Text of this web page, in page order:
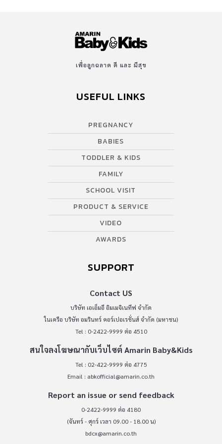
เพื่อลูกฉลาด ดี และ มีสุข
USEFUL LINKS
PREGNANCY
BABIES
TODDLER & KIDS
FAMILY
SCHOOL VISIT
PRODUCT & SERVICE
VIDEO
AWARDS
SUPPORT
Contact US
บริษัท เอเอ็มอี อิมเมจิเนทีฟ จำกัด
ในเครือ บริษัท อมรินทร์ คอร์เปอเรชั่นส์ จำกัด (มหาชน)
Tel : 0-2422-9999 ต่อ 4510
สนใจลงโฆษณากับเว็บไซต์ Amarin Baby&Kids
Tel : 02-422-9999 ต่อ 4775
Email : abkofficial@amarin.co.th
Report an issue or send feedback
0-2422-9999 ต่อ 4180
(จันทร์ - ศุกร์ เวลา 09.00 - 18.00 น)
bdcx@amarin.co.th